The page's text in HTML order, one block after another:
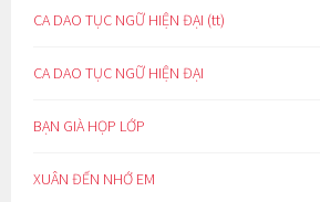
CA DAO TỤC NGỮ HIỆN ĐẠI (tt)
CA DAO TỤC NGỮ HIỆN ĐẠI
BẠN GIÀ HỌP LỚP
XUÂN ĐẾN NHỚ EM